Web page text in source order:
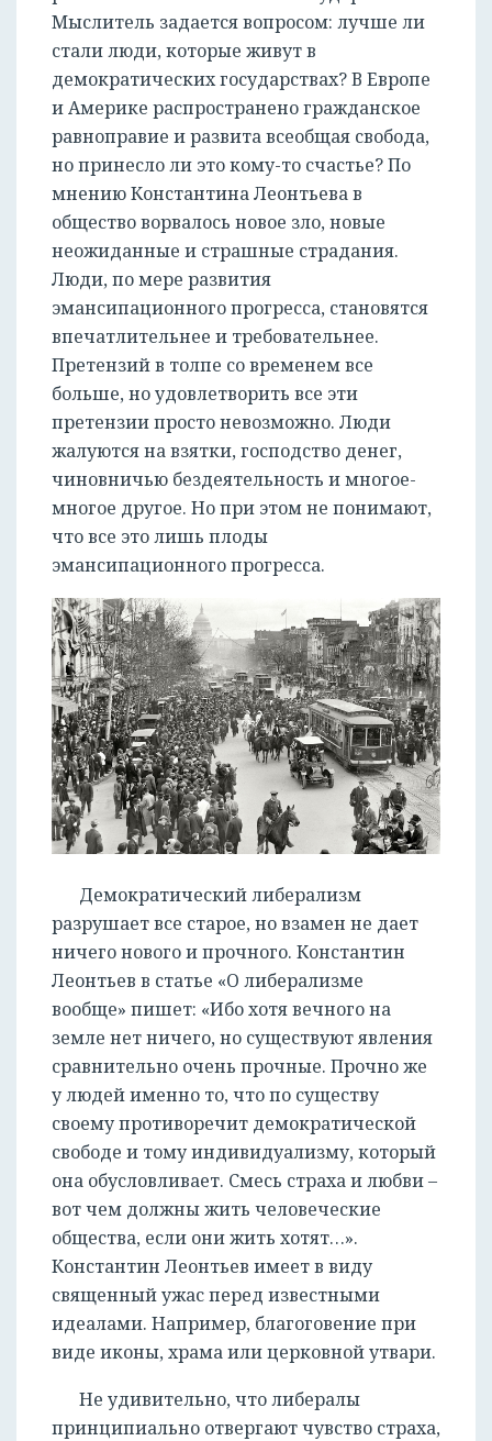
Мыслитель задается вопросом: лучше ли
стали люди, которые живут в
демократических государствах? В Европе
и Америке распространено гражданское
равноправие и развита всеобщая свобода,
но принесло ли это кому-то счастье? По
мнению Константина Леонтьева в
общество ворвалось новое зло, новые
неожиданные и страшные страдания.
Люди, по мере развития
эмансипационного прогресса, становятся
впечатлительнее и требовательнее.
Претензий в толпе со временем все
больше, но удовлетворить все эти
претензии просто невозможно. Люди
жалуются на взятки, господство денег,
чиновничью бездеятельность и многое-
многое другое. Но при этом не понимают,
что все это лишь плоды
эмансипационного прогресса.
Демократический либерализм
разрушает все старое, но взамен не дает
ничего нового и прочного. Константин
Леонтьев в статье «О либерализме
вообще» пишет: «Ибо хотя вечного на
земле нет ничего, но существуют явления
сравнительно очень прочные. Прочно же
у людей именно то, что по существу
своему противоречит демократической
свободе и тому индивидуализму, который
она обусловливает. Смесь страха и любви –
вот чем должны жить человеческие
общества, если они жить хотят…».
Константин Леонтьев имеет в виду
священный ужас перед известными
идеалами. Например, благоговение при
виде иконы, храма или церковной утвари.
Не удивительно, что либералы
принципиально отвергают чувство страха,
РЕГИСТРАЦИЯ